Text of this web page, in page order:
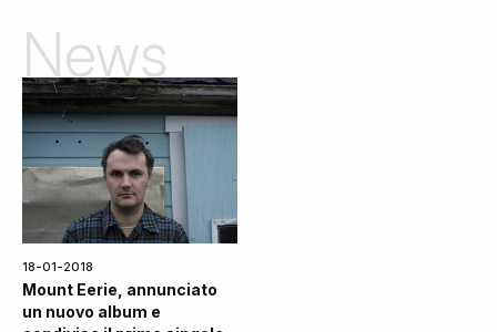
News
18-01-2018
Mount Eerie, annunciato
un nuovo album e